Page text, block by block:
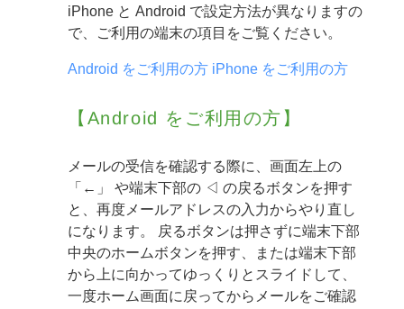
iPhone と Android で設定方法が異なりますの
で、ご利用の端末の項目をご覧ください。
Android をご利用の方 iPhone をご利用の方
【Android をご利用の方】
メールの受信を確認する際に、画面左上の
「←」 や端末下部の ◁ の戻るボタンを押す
と、再度メールアドレスの入力からやり直し
になります。
戻るボタンは押さずに端末下部
中央のホームボタンを押す、または端末下部
から上に向かってゆっくりとスライドして、
一度ホーム画面に戻ってからメールをご確認